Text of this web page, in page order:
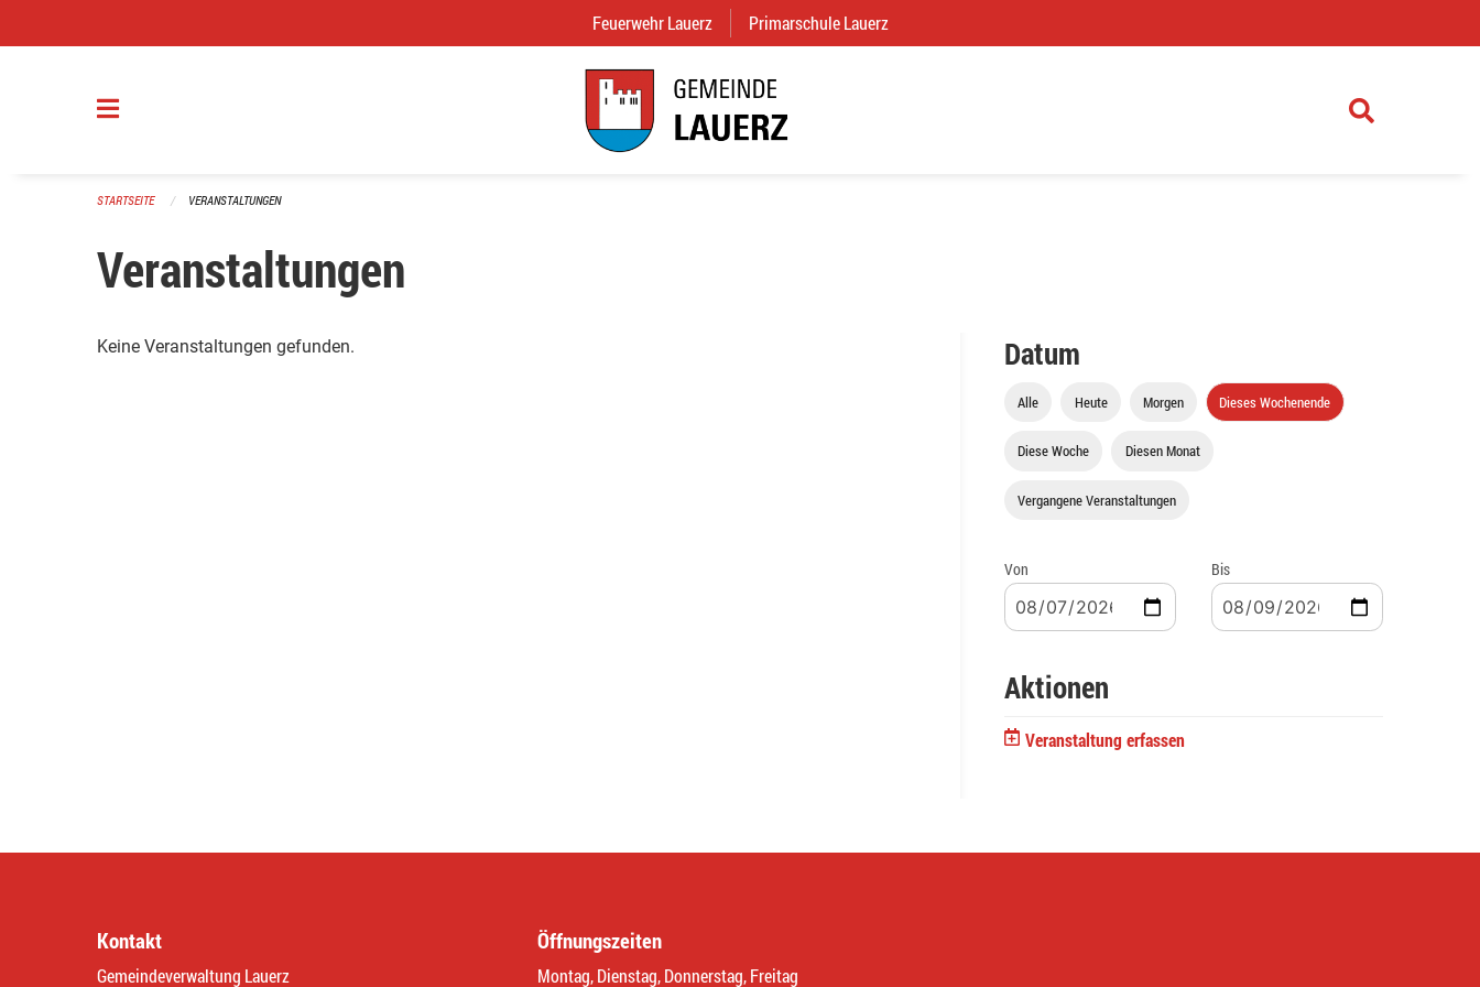
Feuerwehr Lauerz (External Link)
Primarschule Lauerz
STARTSEITE VERANSTALTUNGEN
Veranstaltungen
Keine Veranstaltungen gefunden. Datum
Alle Heute Morgen Dieses Wochenende
Diese Woche Diesen Monat
Vergangene Veranstaltungen
Von Bis
Aktionen
Veranstaltung erfassen
Kontakt
Gemeindeverwaltung Lauerz
Öffnungszeiten
Montag, Dienstag, Donnerstag, Freitag